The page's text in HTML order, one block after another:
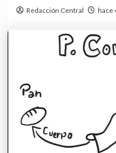
Redacción Central hace